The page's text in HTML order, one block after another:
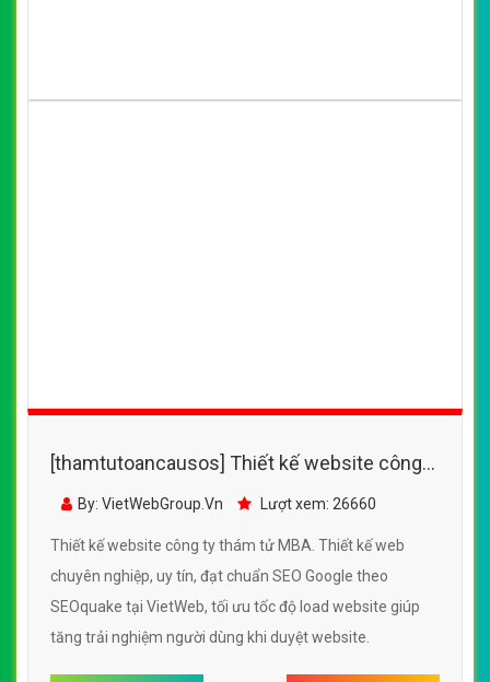
[thamtutoancausos] Thiết kế website công
ty thám tử MBA đẹp, chuyên nghiệp chuẩn
By: VietWebGroup.Vn Lượt xem: 26660
Thiết kế website công ty thám tử MBA. Thiết kế web
chuyên nghiệp, uy tín, đạt chuẩn SEO Google theo
SEOquake tại VietWeb, tối ưu tốc độ load website giúp
tăng trải nghiệm người dùng khi duyệt website.